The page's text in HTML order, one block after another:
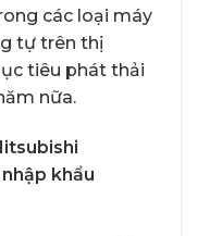
các loại máy
tự trên thị
tiêu phát thải
nữa.
khẩu